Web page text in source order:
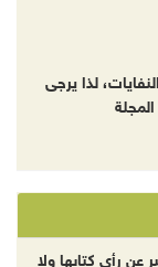
لذا يرجى
عن رأي كتابها ولا